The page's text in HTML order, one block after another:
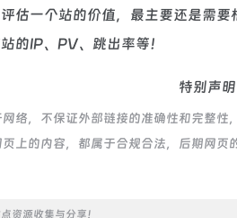
估一个站的价值，最主要还是需
的IP、PV、跳出率等！
特别声明
络，不保证外部链接的准确性和完整
上的内容，都属于合规合法，后期网
资源收集与分享！